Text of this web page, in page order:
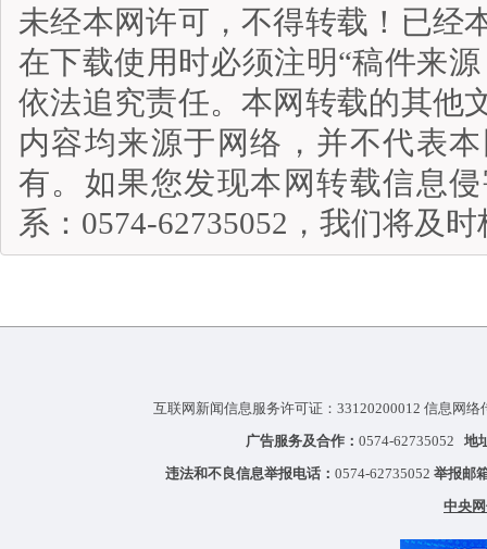
未经本网许可，不得转载！已经
在下载使用时必须注明“稿件来
依法追究责任。本网转载的其他
内容均来源于网络，并不代表
有。如果您发现本网转载信息
系：0574-62735052，我们将及
互联网新闻信息服务许可证：33120200012 信息网
广告服务及合作： 0574-62735052 地
违法和不良信息举报电话： 0574-62735052 举报邮
中央